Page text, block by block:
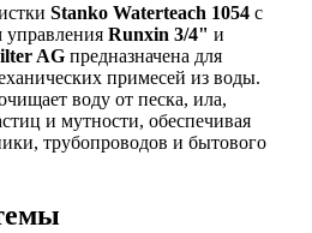
Stanko Waterteach 1054 с
управления Runxin 3/4" и
AG предназначена для
примесей из воды.
воду от песка, ила,
и мутности, обеспечивая
трубопроводов и бытового